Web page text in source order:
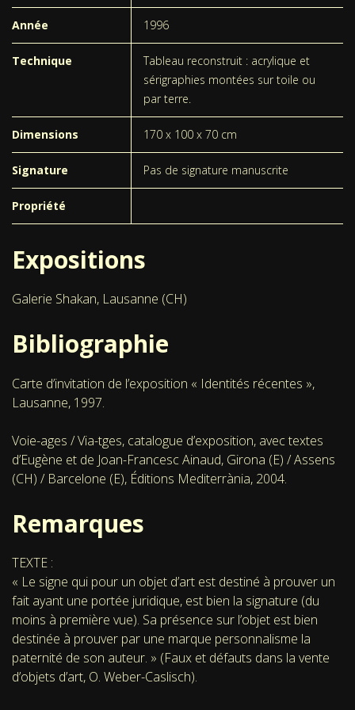
Année 1996
Technique
Tableau reconstruit : acrylique et
sérigraphies montées sur toile ou
par terre.
Dimensions 170 x 100 x 70 cm
Signature Pas de signature manuscrite
Propriété
Expositions
Galerie Shakan, Lausanne (CH)
Bibliographie
Carte d’invitation de l’exposition « Identités récentes »,
Lausanne, 1997.
Voie-ages / Via-tges, catalogue d’exposition, avec textes
d’Eugène et de Joan-Francesc Ainaud, Girona (E) / Assens
(CH) / Barcelone (E), Éditions Mediterrània, 2004.
Remarques
TEXTE :
« Le signe qui pour un objet d’art est destiné à prouver un
fait ayant une portée juridique, est bien la signature (du
moins à première vue). Sa présence sur l’objet est bien
destinée à prouver par une marque personnalisme la
paternité de son auteur. » (Faux et défauts dans la vente
d’objets d’art, O. Weber-Caslisch).